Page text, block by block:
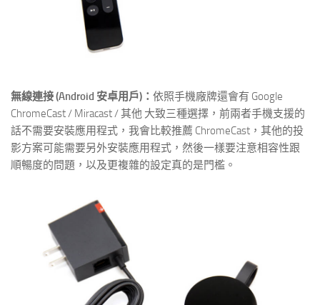
無線連接 (Android 安卓用戶)： 依照手機廠牌還會有 Google
ChromeCast / Miracast / 其他 大致三種選擇，前兩者手機支援的
話不需要安裝應用程式，我會比較推薦 ChromeCast，其他的投
影方案可能需要另外安裝應用程式，然後一樣要注意相容性跟
順暢度的問題，以及更複雜的設定真的是門檻。